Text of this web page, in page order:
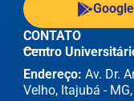
CONTATO
Centro
Endereço: Av. Dr.
Velho, Itajubá -